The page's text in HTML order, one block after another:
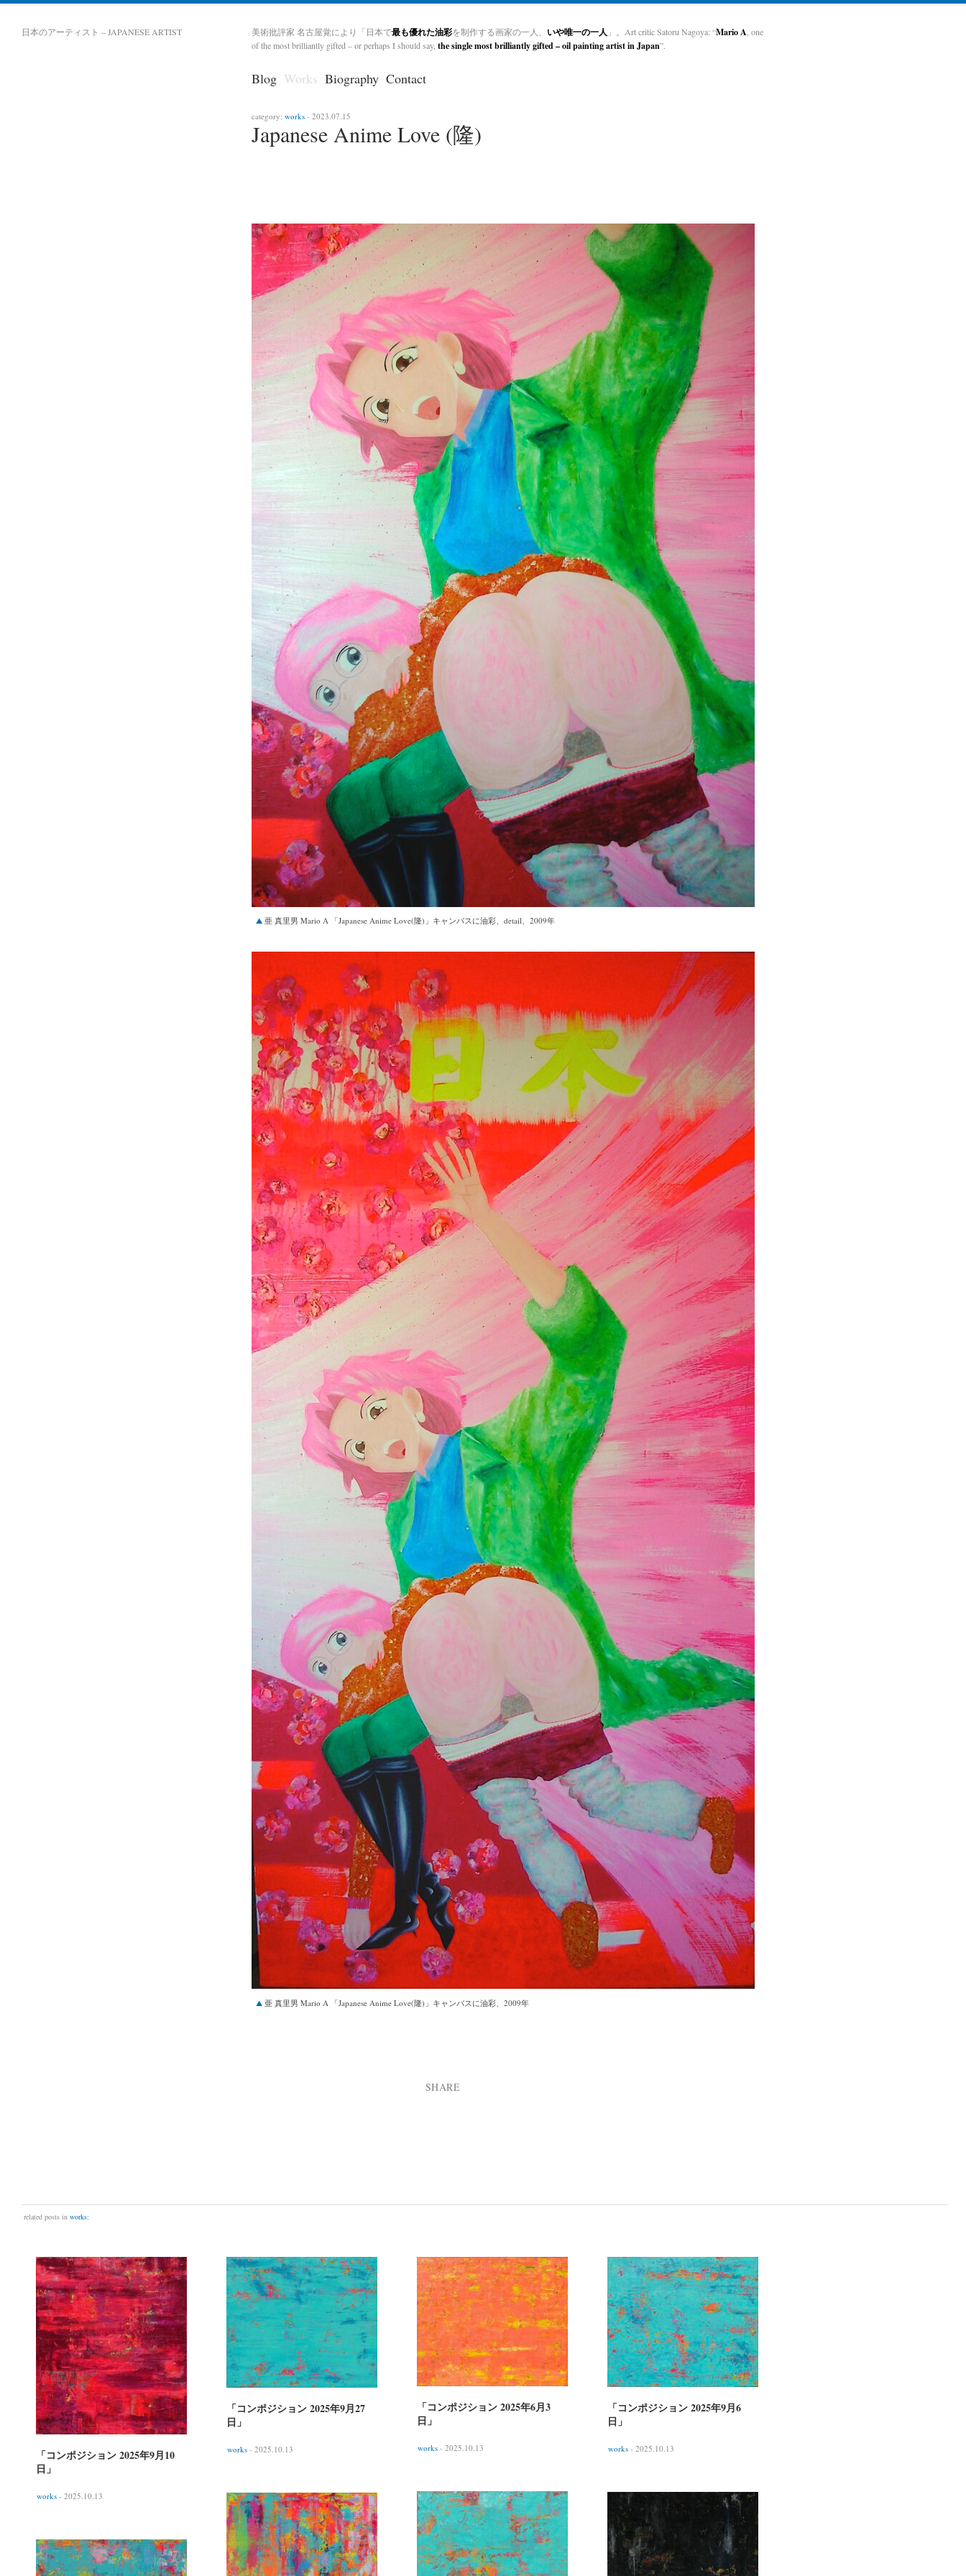
日本のアーティスト – JAPANESE ARTIST 美術批評家 名古屋覚により「日本で最も優れた油彩を制作する画家の一人、 いや唯一の一人 」。Art critic Satoru Nagoya: “Mario A , one
of the most brilliantly gifted – or perhaps I should say, the single most brilliantly gifted – oil painting artist in Japan”.
Blog Works Biography Contact
category: works - 2023.07.15
Japanese Anime Love (隆)
亜 真里男 Mario A 「Japanese Anime Love(隆)」キャンバスに油彩、detail、2009年
亜 真里男 Mario A 「Japanese Anime Love(隆)」キャンバスに油彩、2009年
SHARE
related posts in works:
「コンポジション 2025年9月10
日」
works - 2025.10.13
「コンポジション 2025年9月27
日」
works - 2025.10.13
「コンポジション 2025年6月3
日」
works - 2025.10.13
「コンポジション 2025年9月6
日」
works - 2025.10.13